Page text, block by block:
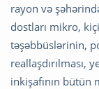
rayon və
dostları mikro,
təşəbbüslərinin,
reallaşdırılması,
inkişafının bütün